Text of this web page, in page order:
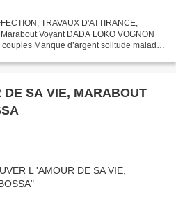
TRAVAUX D'ATTIRANCE,
Voyant DADA LOKO VOGNON
Manque d’argent solitude maladie
SA VIE, MARABOUT